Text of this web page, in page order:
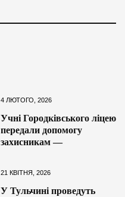
4 ЛЮТОГО, 2026
Учні Городківського ліцею
передали допомогу
захисникам —
21 КВІТНЯ, 2026
У Тульчині проведуть